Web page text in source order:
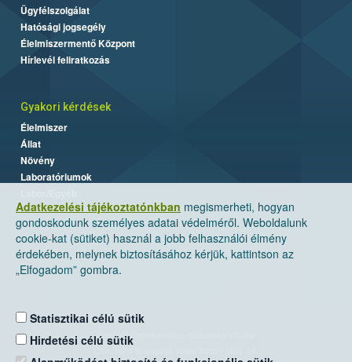
Adatkezelési tájékoztatónkban megismerheti, hogyan
gondoskodunk személyes adatai védelméről. Weboldalunk
cookie-kat (sütiket) használ a jobb felhasználói élmény
érdekében, melynek biztosításához kérjük, kattintson az
„Elfogadom” gombra.
Statisztikai célú sütik
Hirdetési célú sütik
Ügyfélszolgálat
Hatósági jogsegély
Élelmiszermentő Központ
Hírlevél feliratkozás
Gyakori kérdések
Élelmiszer
Állat
Növény
Laboratóriumok
Nemzeti Élelmiszerlánc-biztonsági Hivatal